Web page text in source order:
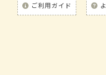
ご利用ガイド